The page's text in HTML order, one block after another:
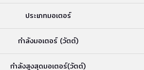
ประเภทมอเตอร์
กำลังมอเตอร์ (วัตต์)
กำลังสูงสุดมอเตอร์(วัตต์)